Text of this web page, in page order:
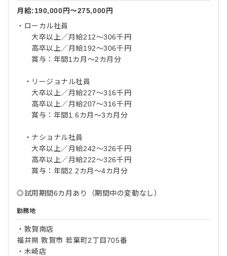
月給:190,000円〜275,000円
・ローカル社員
大卒以上／月給212～306千円
高卒以上／月給192～306千円
賞与：年間1カ月～2カ月分
・リージョナル社員
大卒以上／月給227～316千円
高卒以上／月給207～316千円
賞与：年間1.6カ月～3カ月分
・ナショナル社員
大卒以上／月給242～326千円
高卒以上／月給222～326千円
賞与：年間2.2カ月～4カ月分
◎試用期間6カ月あり（期間中の変動なし）
勤務地
・敦賀南店
福井県 敦賀市 若葉町2丁目705番
・木崎店